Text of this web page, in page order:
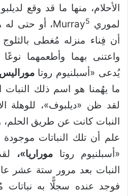
الأحلام، منها ما قد وقع
لموري Murray 5
، أو حتى له
أن فِناء منزله مُغطى
واعتنى بهما وأطعمهما
يُدعى «أسبلنيوم روتا موراليس
ما يهُمنا هو اسم ذلك النبات
لقد ظن «ديلبوف»، للوهلة
النبات كانت عن طريق الحلم،
علم أن تلك النباتات موجودة
«أسبلنيوم روتا موراريا»،
النبات بعد مرور ستة عشر
فوجد عنده سجلًّا به